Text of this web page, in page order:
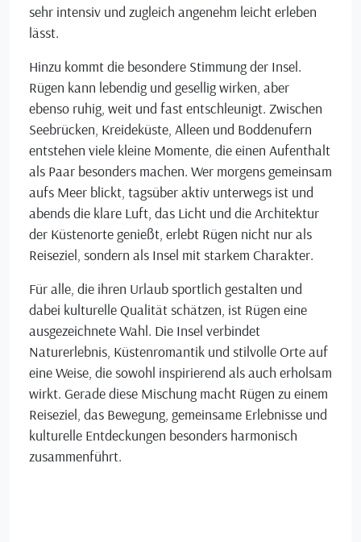
sehr intensiv und zugleich angenehm leicht erleben
lässt.
Hinzu kommt die besondere Stimmung der Insel.
Rügen kann lebendig und gesellig wirken, aber
ebenso ruhig, weit und fast entschleunigt. Zwischen
Seebrücken, Kreideküste, Alleen und Boddenufern
entstehen viele kleine Momente, die einen Aufenthalt
als Paar besonders machen. Wer morgens gemeinsam
aufs Meer blickt, tagsüber aktiv unterwegs ist und
abends die klare Luft, das Licht und die Architektur
der Küstenorte genießt, erlebt Rügen nicht nur als
Reiseziel, sondern als Insel mit starkem Charakter.
Für alle, die ihren Urlaub sportlich gestalten und
dabei kulturelle Qualität schätzen, ist Rügen eine
ausgezeichnete Wahl. Die Insel verbindet
Naturerlebnis, Küstenromantik und stilvolle Orte auf
eine Weise, die sowohl inspirierend als auch erholsam
wirkt. Gerade diese Mischung macht Rügen zu einem
Reiseziel, das Bewegung, gemeinsame Erlebnisse und
kulturelle Entdeckungen besonders harmonisch
zusammenführt.